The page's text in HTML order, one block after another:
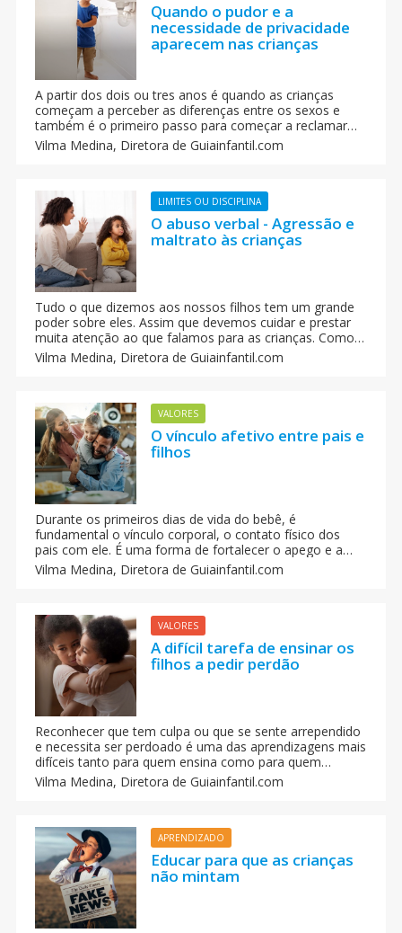
Quando o pudor e a
necessidade de privacidade
aparecem nas crianças
A partir dos dois ou tres anos é quando as crianças
começam a perceber as diferenças entre os sexos e
também é o primeiro passo para começar a reclamar
um pouco de intimidade, ou começam a ter vergonha
em determinadas situações. Quando aparecem o pudor
Vilma Medina, Diretora de Guiainfantil.com
LIMITES OU DISCIPLINA
O abuso verbal - Agressão e
maltrato às crianças
Tudo o que dizemos aos nossos filhos tem um grande
poder sobre eles. Assim que devemos cuidar e prestar
muita atenção ao que falamos para as crianças. Como
reconhecer e suspeitar que uma criança está sofrendo
maltrato, violencia, agressão ou abuso verbal por parte
Vilma Medina, Diretora de Guiainfantil.com
VALORES
O vínculo afetivo entre pais e
filhos
Durante os primeiros dias de vida do bebê, é
fundamental o vínculo corporal, o contato físico dos
pais com ele. É uma forma de fortalecer o apego e a
comunicação afetiva entre pais e filhos. Como manter o
vínculo afetivo entre os pais e os filhos, e que seja
Vilma Medina, Diretora de Guiainfantil.com
VALORES
A difícil tarefa de ensinar os
filhos a pedir perdão
Reconhecer que tem culpa ou que se sente arrependido
e necessita ser perdoado é uma das aprendizagens mais
difíceis tanto para quem ensina como para quem
aprende. Não se trata somente em ensinar a criança a
dizer ‘perdão’, mas em ensiná-las a sentir. É uma tarefa
Vilma Medina, Diretora de Guiainfantil.com
APRENDIZADO
Educar para que as crianças
não mintam